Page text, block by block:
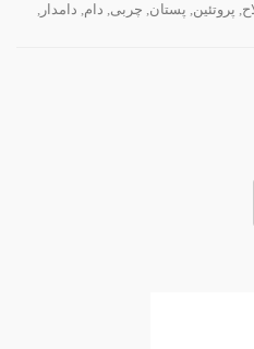
, پروتئین, پستان, چربی, دام, دامدار ,